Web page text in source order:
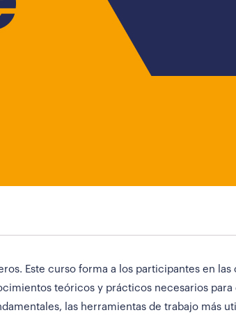
Este curso forma a los participantes en
teóricos y prácticos necesarios para
las herramientas de trabajo más